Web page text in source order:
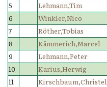
5
Lehmann,Tim
6
Winkler,Nico
7
Röther,Tobias
8
Kämmerich,Marcel
9
Lehmann,Peter
10
Karius,Herwig
11
Kirschbaum,Christel